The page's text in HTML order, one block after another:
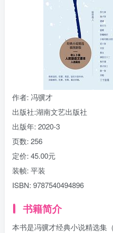
作者: 冯骥才
出版社:湖南文艺出版社
出版年: 2020-3
页数: 256
定价: 45.00元
装帧: 平装
ISBN: 9787540494896
书籍简介
本书是冯骥才经典小说精选集
记住登录
社交账